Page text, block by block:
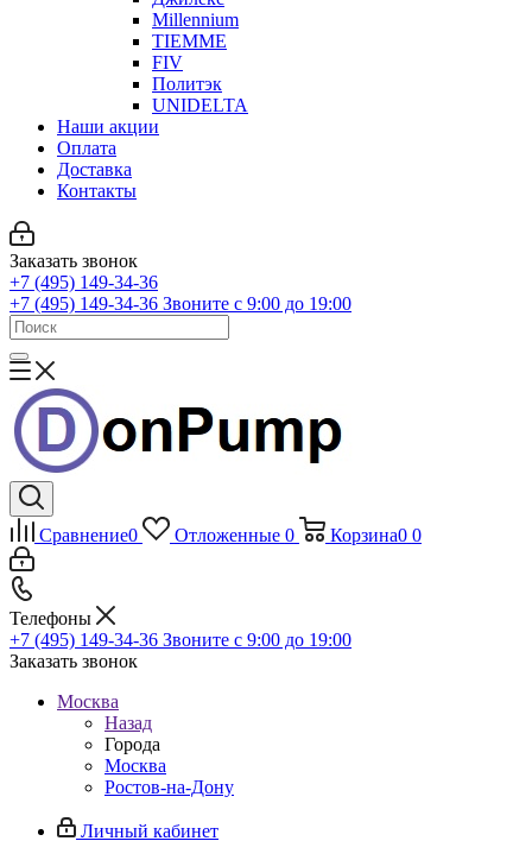
Millennium
TIEMME
FIV
Политэк
UNIDELTA
Наши акции
Оплата
Доставка
Контакты
Заказать звонок
+7 (495) 149-34-36
+7 (495) 149-34-36 Звоните с 9:00 до 19:00
Сравнение0 Отложенные 0 Корзина0 0
Телефоны
+7 (495) 149-34-36 Звоните с 9:00 до 19:00
Заказать звонок
Москва
Назад
Города
Москва
Ростов-на-Дону
Личный кабинет